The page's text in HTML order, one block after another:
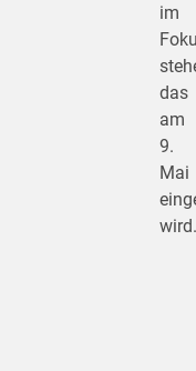
im
das
am
9.
Mai
wird.